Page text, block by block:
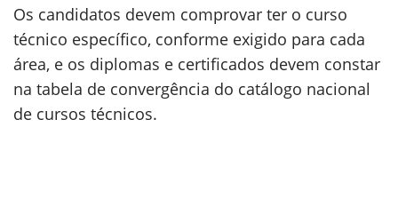
Os candidatos devem comprovar ter o curso
técnico específico, conforme exigido para cada
área, e os diplomas e certificados devem constar
na tabela de convergência do catálogo nacional
de cursos técnicos.